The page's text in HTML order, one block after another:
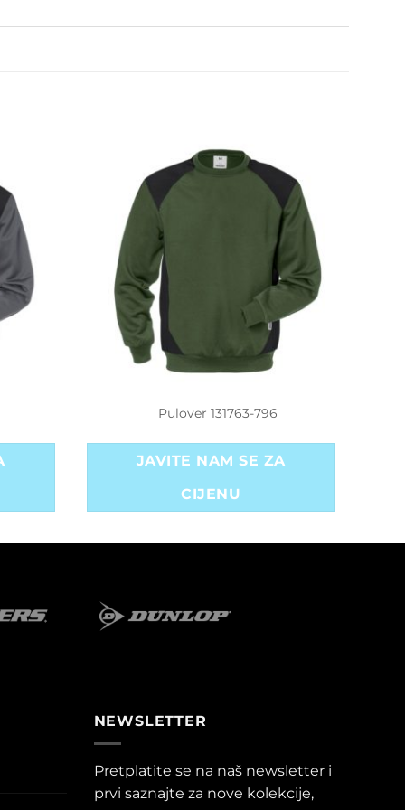
Pulover 131763-796
JAVITE NAM SE ZA
CIJENU
NEWSLETTER
Pretplatite se na naš newsletter i
prvi saznajte za nove kolekcije,